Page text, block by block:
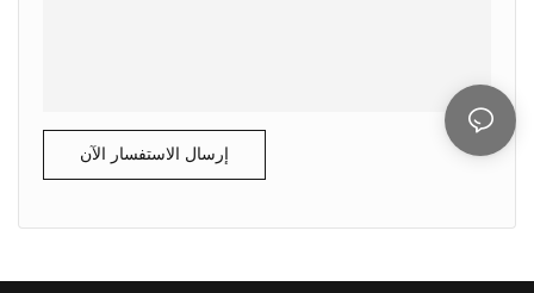
إرسال الاستفسار الآن